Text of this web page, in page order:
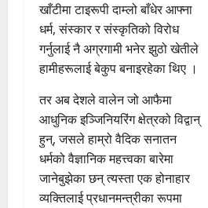
खाँटीमा टाइरूपी दाम्लो बाँधेर आफ्ना
धर्म, संस्कार र संस्कृतिको विरोध
गर्नुलाई नै अग्रगामी भनेर झुठो खेतीले
हामीहरूलाई बेकुप बनाइरहेका थिए ।
तर अब देशले वालेन जो आफैमा
आधुनिक इञ्जिनियरिंग क्षेत्रको विद्वान्
हुन्, जसले हाम्रो वैदिक सनातन
धर्मको वैज्ञानिक महत्त्वका बारेमा
जानेबुझेका छन् त्यस्ता एक होनाहार
व्यक्तिलाई प्रधानमन्त्रीका रूपमा